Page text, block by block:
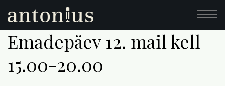
Emadepäev 12. mail kell
15.00-20.00